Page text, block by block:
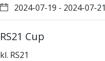
2024-07-19 - 2024-07-21
RS21 Cup
kl. RS21